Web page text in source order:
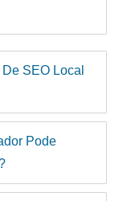
SEO Local
Pode